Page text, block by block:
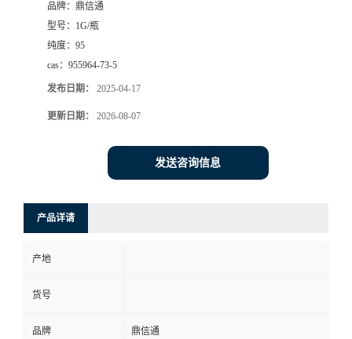
品牌： 鼎信通
型号： 1G/瓶
纯度： 95
cas： 955964-73-5
发布日期： 2025-04-17
更新日期： 2026-08-07
发送咨询信息
产品详请
产地
货号
品牌 鼎信通